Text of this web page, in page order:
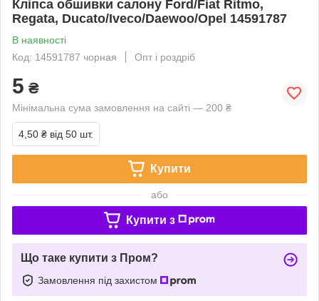
Кліпса обшивки салону Ford/Fiat Ritmo,
Regata, Ducato/Iveco/Daewoo/Opel 14591787
В наявності
Код: 14591787 чорная
Опт і роздріб
5 ₴
Мінімальна сума замовлення на сайті — 200 ₴
4,50 ₴ від 50 шт.
Купити
або
Купити з
Що таке купити з Пром?
Замовлення під захистом